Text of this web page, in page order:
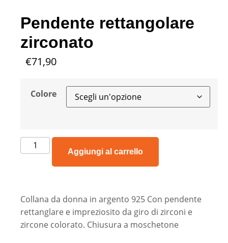
Pendente rettangolare
zirconato
€71,90
Colore
Aggiungi al carrello
Collana da donna in argento 925 Con pendente
rettanglare e impreziosito da giro di zirconi e
zircone colorato. Chiusura a moschetone